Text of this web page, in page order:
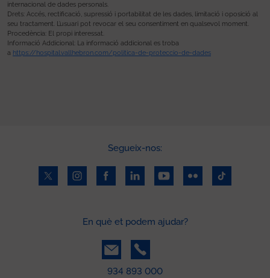
internacional de dades personals.
Drets: Accés, rectificació, supressió i portabilitat de les dades, limitació i oposició al
seu tractament. L’usuari pot revocar el seu consentiment en qualsevol moment.
Procedència: El propi interessat.
Informació Addicional: La informació addicional es troba
a https://hospital.vallhebron.com/politica-de-proteccio-de-dades
Segueix-nos:
En què et podem ajudar?
934 893 000